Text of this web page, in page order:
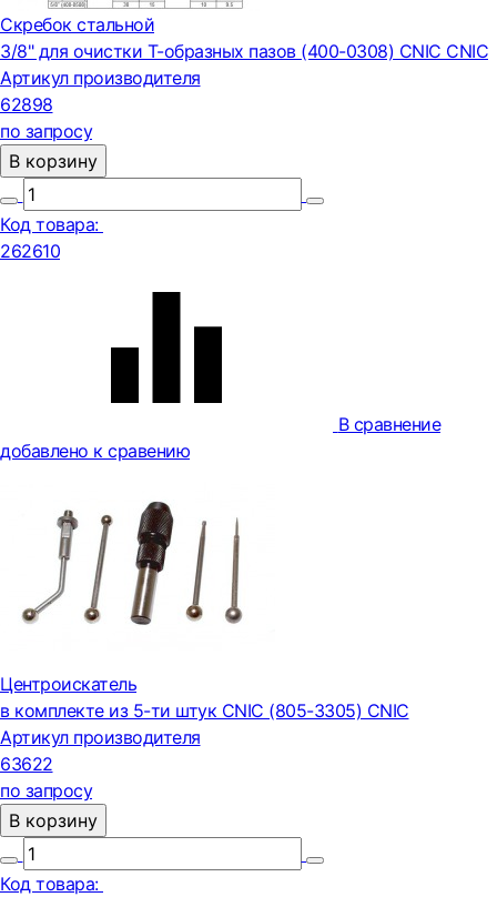
Скребок стальной
3/8" для очистки Т-образных пазов (400-0308) CNIC CNIC
Артикул производителя
62898
по запросу
В корзину
Код товара:
262610
В сравнение
добавлено к сравению
Центроискатель
в комплекте из 5-ти штук CNIC (805-3305) CNIC
Артикул производителя
63622
по запросу
В корзину
Код товара: